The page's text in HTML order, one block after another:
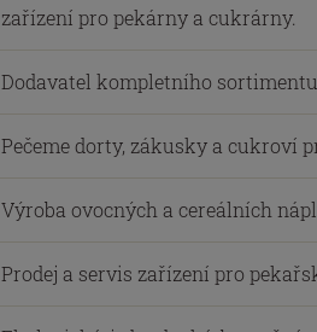
zařízení pro pekárny a cukrárny.
Dodavatel kompletního
Pečeme dorty, zákusky a cukroví
Výroba ovocných a cereálních
Prodej a servis zařízení pro